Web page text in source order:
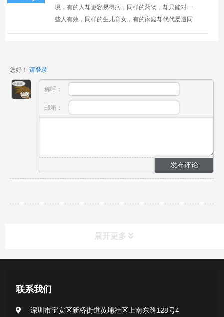
境，有的人却更容易得病，同样的药物，却只能对一
些人有效，同样的生儿育女，有的家庭却代代屡遭同
您好！ 请登录
称呼：
邮箱：
展开更多
联系我们
深圳市宝安区新桥街道黄埔社区上南东路128号4